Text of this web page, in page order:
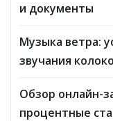
и документы
Музыка ветра:
звучания
Обзор онлайн-
процентные